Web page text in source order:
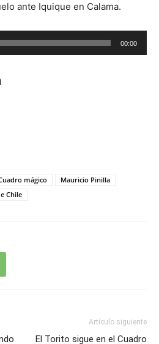
ante Iquique en Calama.
00:00
mágico
Mauricio Pinilla
Chile
Artículo siguiente
El Torito sigue en el Cuadro